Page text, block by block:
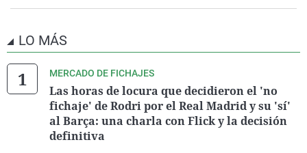
LO MÁS
MERCADO DE FICHAJES
Las horas de locura que decidieron el 'no
fichaje' de Rodri por el Real Madrid y su 'sí'
al Barça: una charla con Flick y la decisión
definitiva